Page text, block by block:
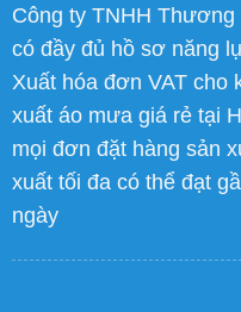
Công ty TNHH
có đầy đủ hồ sơ năng
Xuất hóa đơn VAT cho
xuất áo mưa giá rẻ tại
mọi đơn đặt hàng sản
xuất tối đa có thể đạt
ngày